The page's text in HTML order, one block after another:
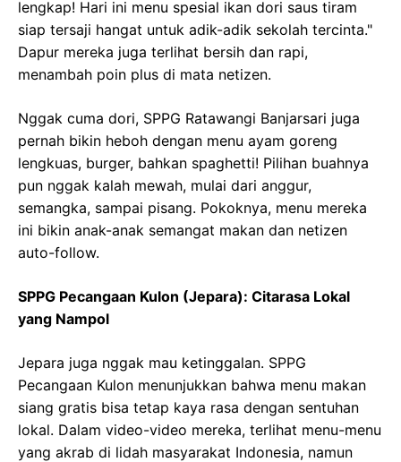
lengkap! Hari ini menu spesial ikan dori saus tiram
siap tersaji hangat untuk adik-adik sekolah tercinta."
Dapur mereka juga terlihat bersih dan rapi,
menambah poin plus di mata netizen.
Nggak cuma dori, SPPG Ratawangi Banjarsari juga
pernah bikin heboh dengan menu ayam goreng
lengkuas, burger, bahkan spaghetti! Pilihan buahnya
pun nggak kalah mewah, mulai dari anggur,
semangka, sampai pisang. Pokoknya, menu mereka
ini bikin anak-anak semangat makan dan netizen
auto-follow.
SPPG Pecangaan Kulon (Jepara): Citarasa Lokal
yang Nampol
Jepara juga nggak mau ketinggalan. SPPG
Pecangaan Kulon menunjukkan bahwa menu makan
siang gratis bisa tetap kaya rasa dengan sentuhan
lokal. Dalam video-video mereka, terlihat menu-menu
yang akrab di lidah masyarakat Indonesia, namun